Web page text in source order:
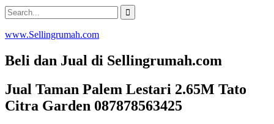
Skip
to
content
Search
for:
www.Sellingrumah.com
Beli dan Jual di Sellingrumah.com
Jual Taman Palem Lestari 2.65M Tato
Citra Garden 087878563425